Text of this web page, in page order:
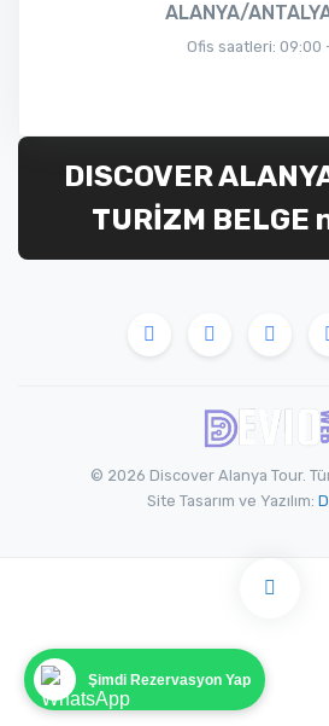
Şimdi Rezervasyon Yap
ALANYA/
Ofis saatleri: 09:00
DISCOVER
TURİZM BELGE
© 2026 Discover Alanya Tour.
Site Tasarım ve Yazılım: